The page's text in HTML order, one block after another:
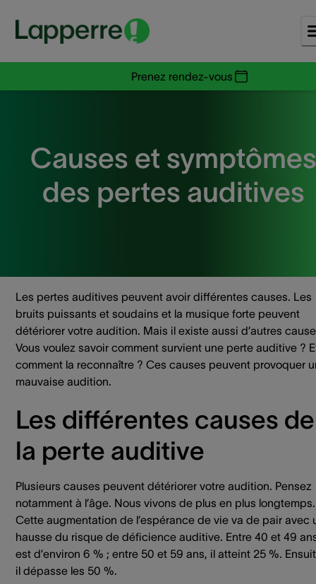
Prenez rendez-vous
Causes et symptômes
des pertes auditives
Les pertes auditives peuvent avoir différentes causes. Les
bruits puissants et soudains et la musique forte peuvent
détériorer votre audition. Mais il existe aussi d’autres
Vous voulez savoir comment survient une perte auditive ?
comment la reconnaître ? Ces causes peuvent provoquer
mauvaise audition.
Les différentes causes de
la perte auditive
Plusieurs causes peuvent détériorer votre audition. Pensez
notamment à l’âge. Nous vivons de plus en plus longtemps.
Cette augmentation de l’espérance de vie va de pair avec
hausse du risque de déficience auditive. Entre 40 et 49
est d’environ 6 % ; entre 50 et 59 ans, il atteint 25 %.
il dépasse les 50 %.